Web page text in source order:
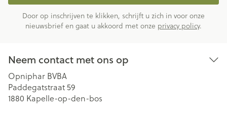
Door op inschrijven te klikken, schrijft u zich in voor onze
nieuwsbrief en gaat u akkoord met onze privacy policy.
Neem contact met ons op
Opniphar BVBA
Paddegatstraat 59
1880 Kapelle-op-den-bos